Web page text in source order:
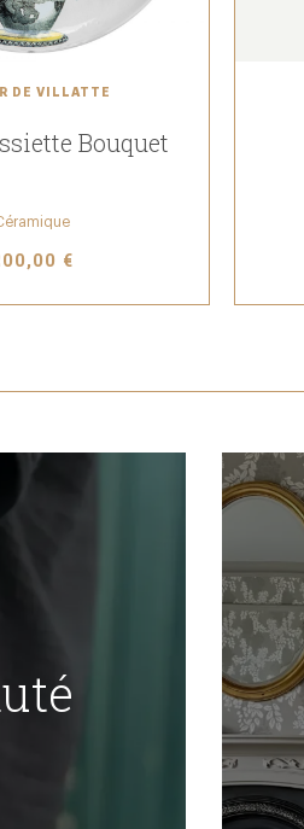
DE VILLATTE
Bouquet
€